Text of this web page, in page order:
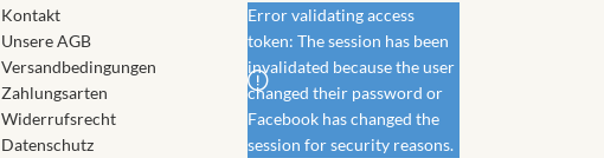
Kontakt
Unsere AGB
Versandbedingungen
Zahlungsarten
Widerrufsrecht
Datenschutz
Error validating access
token: The session has been
invalidated because the user
changed their password or
Facebook has changed the
session for security reasons.